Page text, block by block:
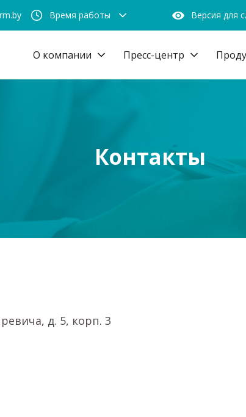
Время работы Версия для
О компании Пресс-центр
Контакты
д. 5, корп. 3